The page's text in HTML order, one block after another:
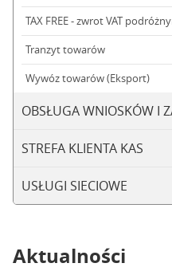
TAX FREE - zwrot VAT
Tranzyt towarów
Wywóz towarów (Eksport)
OBSŁUGA WNIOSKÓW I
STREFA KLIENTA KAS
USŁUGI SIECIOWE
Aktualności